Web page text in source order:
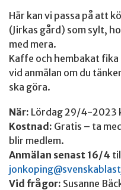
Här kan vi passa på att
(Jirkas gård) som sylt,
med mera.
Kaffe och hembakat
vid anmälan om du
ska göra.
När: Lördag 29/4-2023
Kostnad: Gratis – ta
blir medlem.
Anmälan senast 16/4
Vid frågor: Susanne